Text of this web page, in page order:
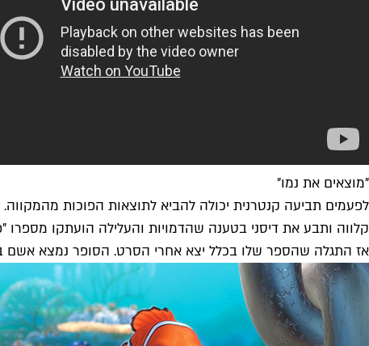
"מוצאים את נמו"
קלווה ותבע את דיסני בטענה שהדמויות והעלילה הועתקו
אז התגלה שהספר שלו בכלל יצא אחרי הסרט. הסופר נמצא אשם בהונאה ונדרש לשלם לדיסני סכום כולל של 80 אלף